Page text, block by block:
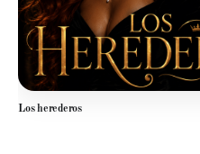
Los herederos